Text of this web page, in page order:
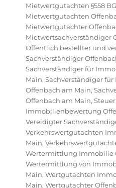
Mietwertgutachten §558
Mietwertgutachten
Mietwertgutachter
Mietwertsachverständiger
Öffentlich bestellter und
Sachverständiger
Sachverständiger für
Main,Sachverständiger
Offenbach am Main,
Offenbach am Main,
Immobilienbewertung
Vereidigter
Verkehrswertgutachten
Main,
Wertermittlung Immobilie
Wertermittlung von
Main,Wertgutachten
Main,Wertgutachter